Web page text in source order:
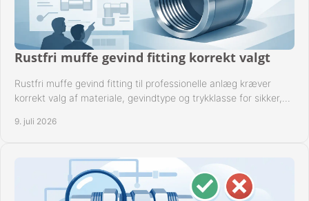
Rustfri muffe gevind fitting korrekt valgt
Rustfri muffe gevind fitting til professionelle anlæg kræver
korrekt valg af materiale, gevindtype og trykklasse for sikker,
9. juli 2026